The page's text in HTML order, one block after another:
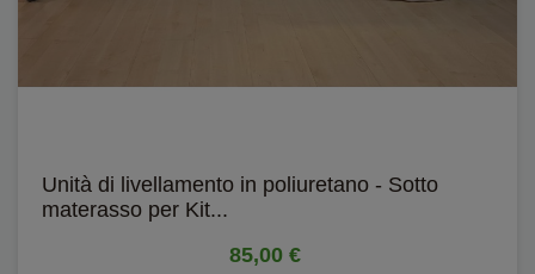
Unità di livellamento in poliuretano - Sotto
materasso per Kit...
85,00 €